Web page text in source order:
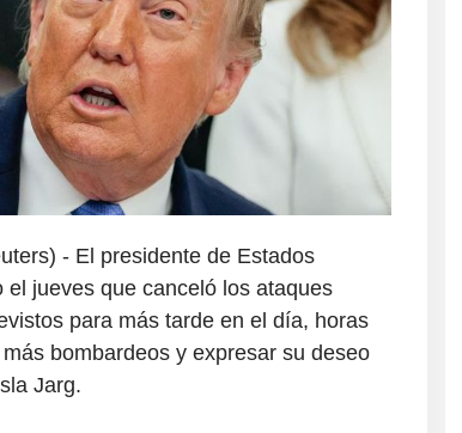
- El presidente de Estados
el jueves que canceló los ataques
para más tarde en el día, horas
bombardeos y expresar su deseo
Jarg.